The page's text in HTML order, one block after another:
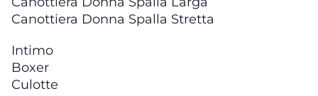
Canottiera Donna Spalla Stretta
Intimo
Boxer
Culotte